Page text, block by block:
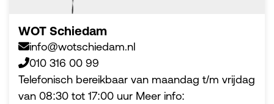
WOT Schiedam
info@wotschiedam.nl
010 316 00 99
Telefonisch bereikbaar van maandag t/m vrijdag
van 08:30 tot 17:00 uur Meer info: